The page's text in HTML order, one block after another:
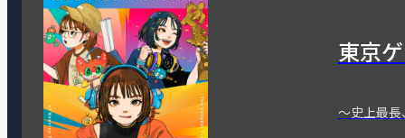
東京
～史上最長